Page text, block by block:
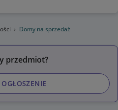
Domy na sprzedaż
przedmiot?